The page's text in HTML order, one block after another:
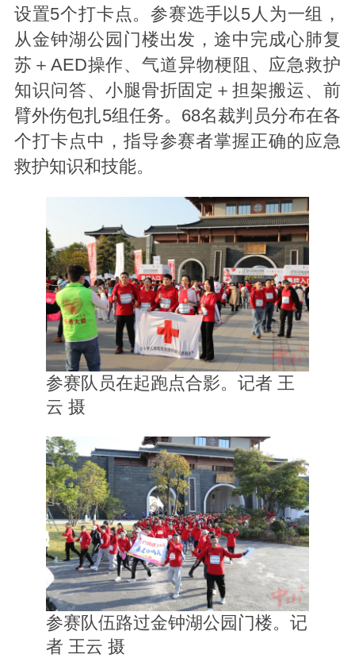
设置5个打卡点。参赛选手以5人为一组，
从金钟湖公园门楼出发，途中完成心肺复
苏＋AED操作、气道异物梗阻、应急救护
知识问答、小腿骨折固定＋担架搬运、前
臂外伤包扎5组任务。68名裁判员分布在各
个打卡点中，指导参赛者掌握正确的应急
救护知识和技能。
参赛队员在起跑点合影。记者 王
云 摄
参赛队伍路过金钟湖公园门楼。记
者 王云 摄